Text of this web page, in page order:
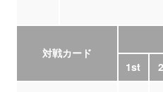
対戦カード
1st